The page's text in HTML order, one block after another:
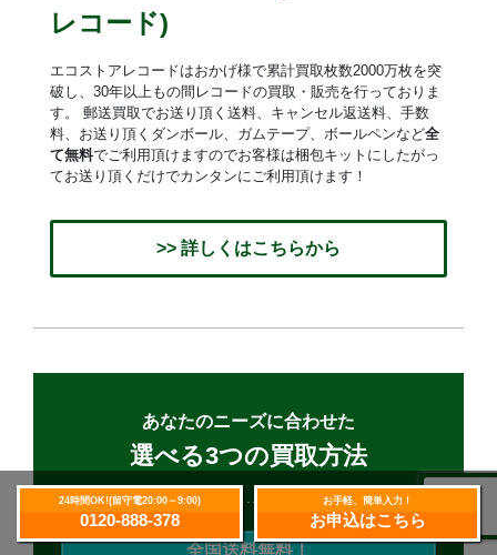
レコード)
エコストアレコードはおかげ様で累計買取枚数2000万枚を突
破し、30年以上もの間レコードの買取・販売を行っておりま
す。 郵送買取でお送り頂く送料、キャンセル返送料、手数
料、お送り頂くダンボール、ガムテープ、ボールペンなど全
て無料でご利用頂けますのでお客様は梱包キットにしたがっ
てお送り頂くだけでカンタンにご利用頂けます！
>> 詳しくはこちらから
あなたのニーズに合わせた
選べる3つの買取方法
全国送料無料！
24時間OK!(留守電20:00～9:00)
0120-888-378
お手軽、簡単入力！
お申込はこちら